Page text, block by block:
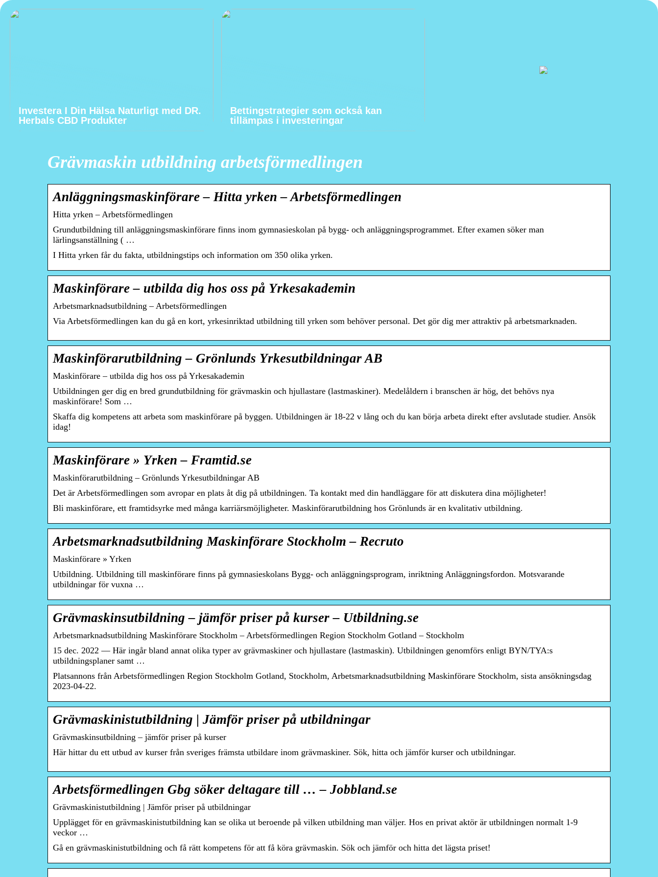
Investera I Din Hälsa Naturligt med DR.
Herbals CBD Produkter
Bettingstrategier som också kan
tillämpas i investeringar
Grävmaskin utbildning arbetsförmedlingen
Anläggningsmaskinförare – Hitta yrken – Arbetsförmedlingen
Hitta yrken – Arbetsförmedlingen
Grundutbildning till anläggningsmaskinförare finns inom gymnasieskolan på bygg- och anläggningsprogrammet. Efter examen söker man
lärlingsanställning ( …
I Hitta yrken får du fakta, utbildningstips och information om 350 olika yrken.
Maskinförare – utbilda dig hos oss på Yrkesakademin
Arbetsmarknadsutbildning – Arbetsförmedlingen
Via Arbetsförmedlingen kan du gå en kort, yrkesinriktad utbildning till yrken som behöver personal. Det gör dig mer attraktiv på arbetsmarknaden.
Maskinförarutbildning – Grönlunds Yrkesutbildningar AB
Maskinförare – utbilda dig hos oss på Yrkesakademin
Utbildningen ger dig en bred grundutbildning för grävmaskin och hjullastare (lastmaskiner). Medelåldern i branschen är hög, det behövs nya
maskinförare! Som …
Skaffa dig kompetens att arbeta som maskinförare på byggen. Utbildningen är 18-22 v lång och du kan börja arbeta direkt efter avslutade studier. Ansök
idag!
Maskinförare » Yrken – Framtid.se
Maskinförarutbildning – Grönlunds Yrkesutbildningar AB
Det är Arbetsförmedlingen som avropar en plats åt dig på utbildningen. Ta kontakt med din handläggare för att diskutera dina möjligheter!
Bli maskinförare, ett framtidsyrke med många karriärsmöjligheter. Maskinförarutbildning hos Grönlunds är en kvalitativ utbildning.
Arbetsmarknadsutbildning Maskinförare Stockholm – Recruto
Maskinförare » Yrken
Utbildning. Utbildning till maskinförare finns på gymnasieskolans Bygg- och anläggningsprogram, inriktning Anläggningsfordon. Motsvarande
utbildningar för vuxna …
Grävmaskinsutbildning – jämför priser på kurser – Utbildning.se
Arbetsmarknadsutbildning Maskinförare Stockholm – Arbetsförmedlingen Region Stockholm Gotland – Stockholm
15 dec. 2022 — Här ingår bland annat olika typer av grävmaskiner och hjullastare (lastmaskin). Utbildningen genomförs enligt BYN/TYA:s
utbildningsplaner samt …
Platsannons från Arbetsförmedlingen Region Stockholm Gotland, Stockholm, Arbetsmarknadsutbildning Maskinförare Stockholm, sista ansökningsdag
2023-04-22.
Grävmaskinistutbildning | Jämför priser på utbildningar
Grävmaskinsutbildning – jämför priser på kurser
Här hittar du ett utbud av kurser från sveriges främsta utbildare inom grävmaskiner. Sök, hitta och jämför kurser och utbildningar.
Arbetsförmedlingen Gbg söker deltagare till … – Jobbland.se
Grävmaskinistutbildning | Jämför priser på utbildningar
Upplägget för en grävmaskinistutbildning kan se olika ut beroende på vilken utbildning man väljer. Hos en privat aktör är utbildningen normalt 1-9
veckor …
Gå en grävmaskinistutbildning och få rätt kompetens för att få köra grävmaskin. Sök och jämför och hitta det lägsta priset!